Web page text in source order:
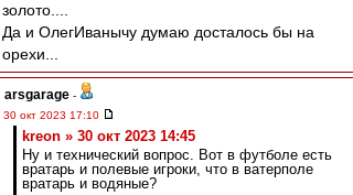
золото....
Да и ОлегИванычу думаю досталось бы на
орехи...
arsgarage -
30 окт 2023 17:10
kreon » 30 окт 2023 14:45
Ну и технический вопрос. Вот в футболе есть
вратарь и полевые игроки, что в ватерполе
вратарь и водяные?